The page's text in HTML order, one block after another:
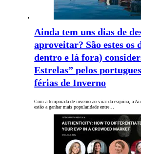
Ainda tem uns dias de
aproveitar? São estes os
dentro e lá fora)
Estrelas” pelos
férias de Inverno
Com a temporada de inverno ao virar da esquina, a
estão a ganhar mais popularidade entre…